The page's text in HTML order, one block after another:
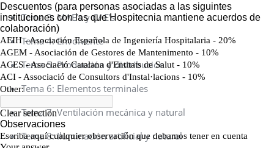
Tema 3: MAE’s y CAE’s
Tema 4: Envolvente
Tema 5: Producción y distribución
Tema 6: Elementos terminales
Tema 7: Ventilación mecánica y natural
Tema 8: Iluminación artificial y natural